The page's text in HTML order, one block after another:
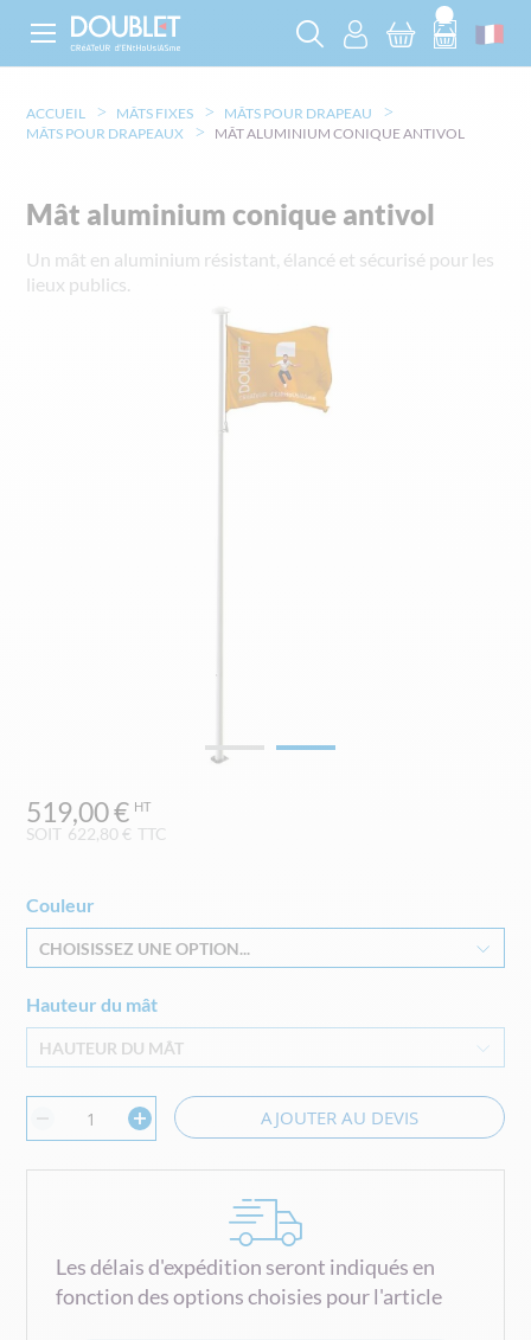
ACCUEIL MÂTS FIXES
MÂTS POUR DRAPEAU
MÂTS POUR DRAPEAUX
MÂT ALUMINIUM CONIQUE ANTIVOL
SOIT 622,80 € TTC
519,00 €
Couleur
CHOISISSEZ UNE OPTION...
Hauteur du mât
HAUTEUR DU MÂT
AJOUTER AU DEVIS
Les délais d'expédition seront indiqués en
fonction des options choisies pour l'article
Mât aluminium conique antivol
Un mât en aluminium résistant, élancé et sécurisé pour les
lieux publics.
to
the
the
images
gallery